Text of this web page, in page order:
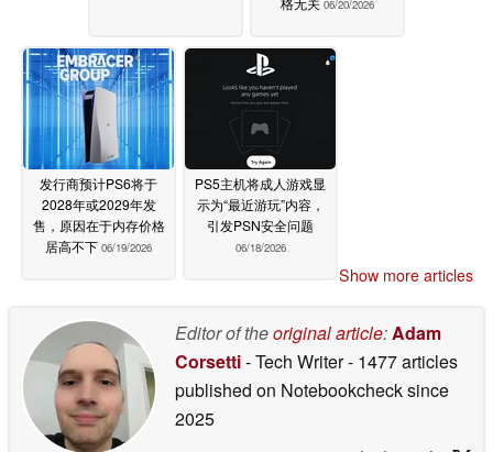
06/20/2026
发行商预计PS6将于
2028年或2029年发
售，原因在于内存价格
居高不下 06/19/2026
PS5主机将成人游戏显
示为“最近游玩”内容，
引发PSN安全问题
06/18/2026
Show more articles
Editor of theoriginal article:Adam
Corsetti- Tech Writer- 1477 articles
published on Notebookchecksince
2025